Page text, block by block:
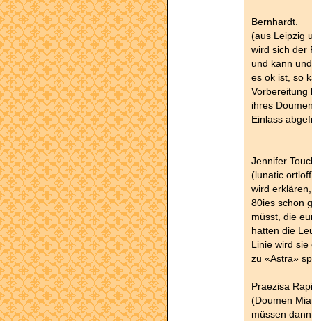
Bernhardt.
(aus Leipzig
wird sich der
und kann
es ok ist, so
Vorbereitung
ihres
Einlass
Jennifer
(lunatic
wird
80ies schon
müsst, die
hatten die
Linie wird
zu «Astra»
Praezisa
(Doumen
müssen